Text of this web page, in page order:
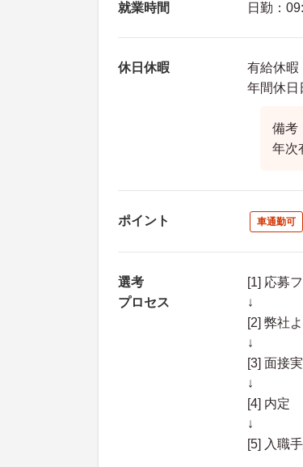
就業時間 日勤：
休日休暇
有給休暇
年間休日
備考
年次
ポイント 車通勤可
選考
プロセス
[1] 応募
↓
[2] 弊社
↓
[3] 面接
↓
[4] 内定
↓
[5] 入職